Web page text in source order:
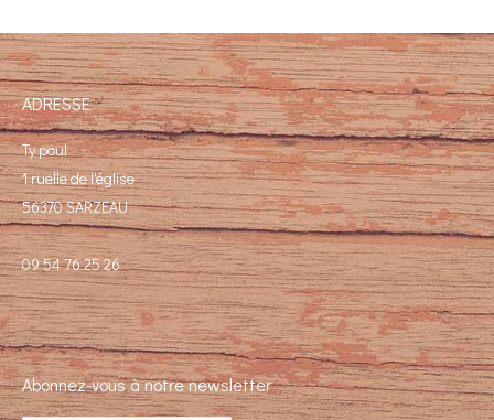
ADRESSE
Ty poul
1 ruelle de l'église
56370 SARZEAU
09 54 76 25 26
Abonnez-vous à notre newsletter